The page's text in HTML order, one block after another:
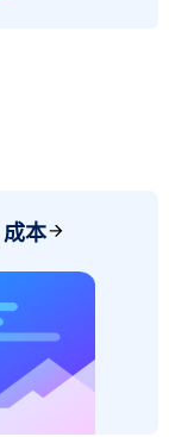
本